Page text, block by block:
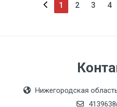
1 2 3 4
Нижегородская